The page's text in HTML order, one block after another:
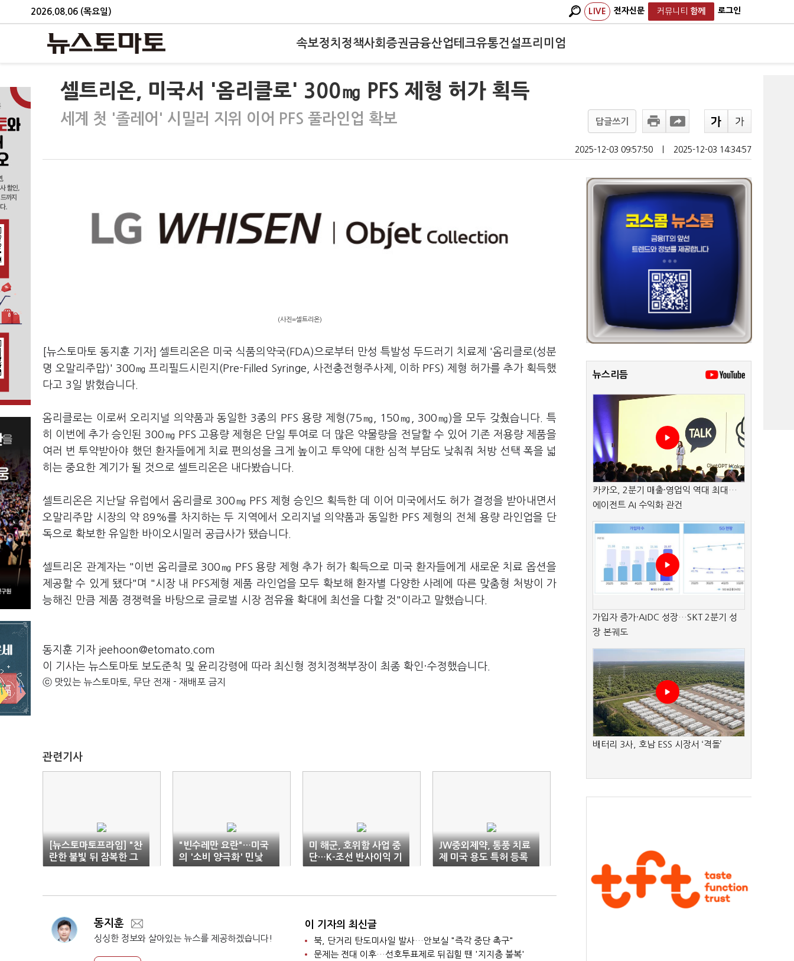
2026.08.06 (목요일) LIVE 전자신문 커뮤니티 함께 로그인
속보정치 정책사회 증권금융산업테크유통건설프리미엄
셀트리온, 미국서 '옴리클로' 300㎎ PFS 제형 허가 획득
세계 첫 '졸레어' 시밀러 지위 이어 PFS 풀라인업 확보 답글쓰기
2025-12-03 09:57:50 2025-12-03 14:34:57
(사진=셀트리온)
[뉴스토마토 동지훈 기자] 셀트리온은 미국 식품의약국(FDA)으로부터 만성 특발성 두드러기 치료제 '옴리클로(성분
명 오말리주맙)' 300㎎ 프리필드시린지(Pre-Filled Syringe, 사전충전형주사제, 이하 PFS) 제형 허가를 추가 획득했
다고 3일 밝혔습니다.
옴리클로는 이로써 오리지널 의약품과 동일한 3종의 PFS 용량 제형(75㎎, 150㎎, 300㎎)을 모두 갖췄습니다. 특
히 이번에 추가 승인된 300㎎ PFS 고용량 제형은 단일 투여로 더 많은 약물량을 전달할 수 있어 기존 저용량 제품을
여러 번 투약받아야 했던 환자들에게 치료 편의성을 크게 높이고 투약에 대한 심적 부담도 낮춰줘 처방 선택 폭을 넓
히는 중요한 계기가 될 것으로 셀트리온은 내다봤습니다.
셀트리온은 지난달 유럽에서 옴리클로 300㎎ PFS 제형 승인으 획득한 데 이어 미국에서도 허가 결정을 받아내면서
오말리주맙 시장의 약 89%를 차지하는 두 지역에서 오리지널 의약품과 동일한 PFS 제형의 전체 용량 라인업을 단
독으로 확보한 유일한 바이오시밀러 공급사가 됐습니다.
셀트리온 관계자는 "이번 옴리클로 300㎎ PFS 용량 제형 추가 허가 획득으로 미국 환자들에게 새로운 치료 옵션을
제공할 수 있게 됐다"며 "시장 내 PFS제형 제품 라인업을 모두 확보해 환자별 다양한 사례에 따른 맞춤형 처방이 가
능해진 만큼 제품 경쟁력을 바탕으로 글로벌 시장 점유율 확대에 최선을 다할 것"이라고 말했습니다.
동지훈 기자 jeehoon@etomato.com
이 기사는 뉴스토마토 보도준칙 및 윤리강령에 따라 최신형 정치정책부장이 최종 확인·수정했습니다.
ⓒ 맛있는 뉴스토마토, 무단 전재 - 재배포 금지
관련기사
[뉴스토마토프라임] "찬
란한 불빛 뒤 잠복한 그
림자"
"빈수레만 요란"…미국
의 '소비 양극화' 민낯
미 해군, 호위함 사업 중
단…K-조선 반사이익 기
대
JW중외제약, 통풍 치료
제 미국 용도 특허 등록
동지훈
싱싱한 정보와 살아있는 뉴스를 제공하겠습니다!
이 기자의 최신글
북, 단거리 탄도미사일 발사…안보실 "즉각 중단 촉구"
문제는 전대 이후…선호투표제로 뒤집힐 땐 '지지층 불복'
뉴스리듬
카카오, 2분기 매출·영업익 역대 최대…
에이전트 AI 수익화 관건
가입자 증가·AIDC 성장…SKT 2분기 성
장 본궤도
배터리 3사, 호남 ESS 시장서 ‘격돌’